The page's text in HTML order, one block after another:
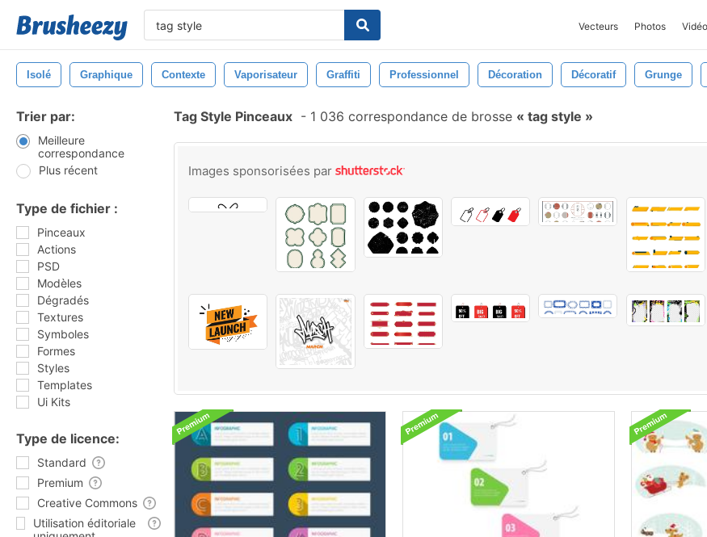
Vecteurs Photos Vidéo
Isolé Graphique Contexte Vaporisateur Graffiti Professionnel Décoration Décoratif Grunge
Trier par:
Meilleure
correspondance
Plus récent
Type de fichier :
Pinceaux
Actions
PSD
Modèles
Dégradés
Textures
Symboles
Formes
Styles
Templates
Ui Kits
Type de licence:
Standard
Premium
Creative Commons
Utilisation éditoriale
Tag Style Pinceaux - 1 036 correspondance de brosse tag style
Images sponsorisées par